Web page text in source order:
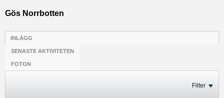
Gös Norrbotten
INLÄGG
SENASTE AKTIVITETEN
FOTON
Filter